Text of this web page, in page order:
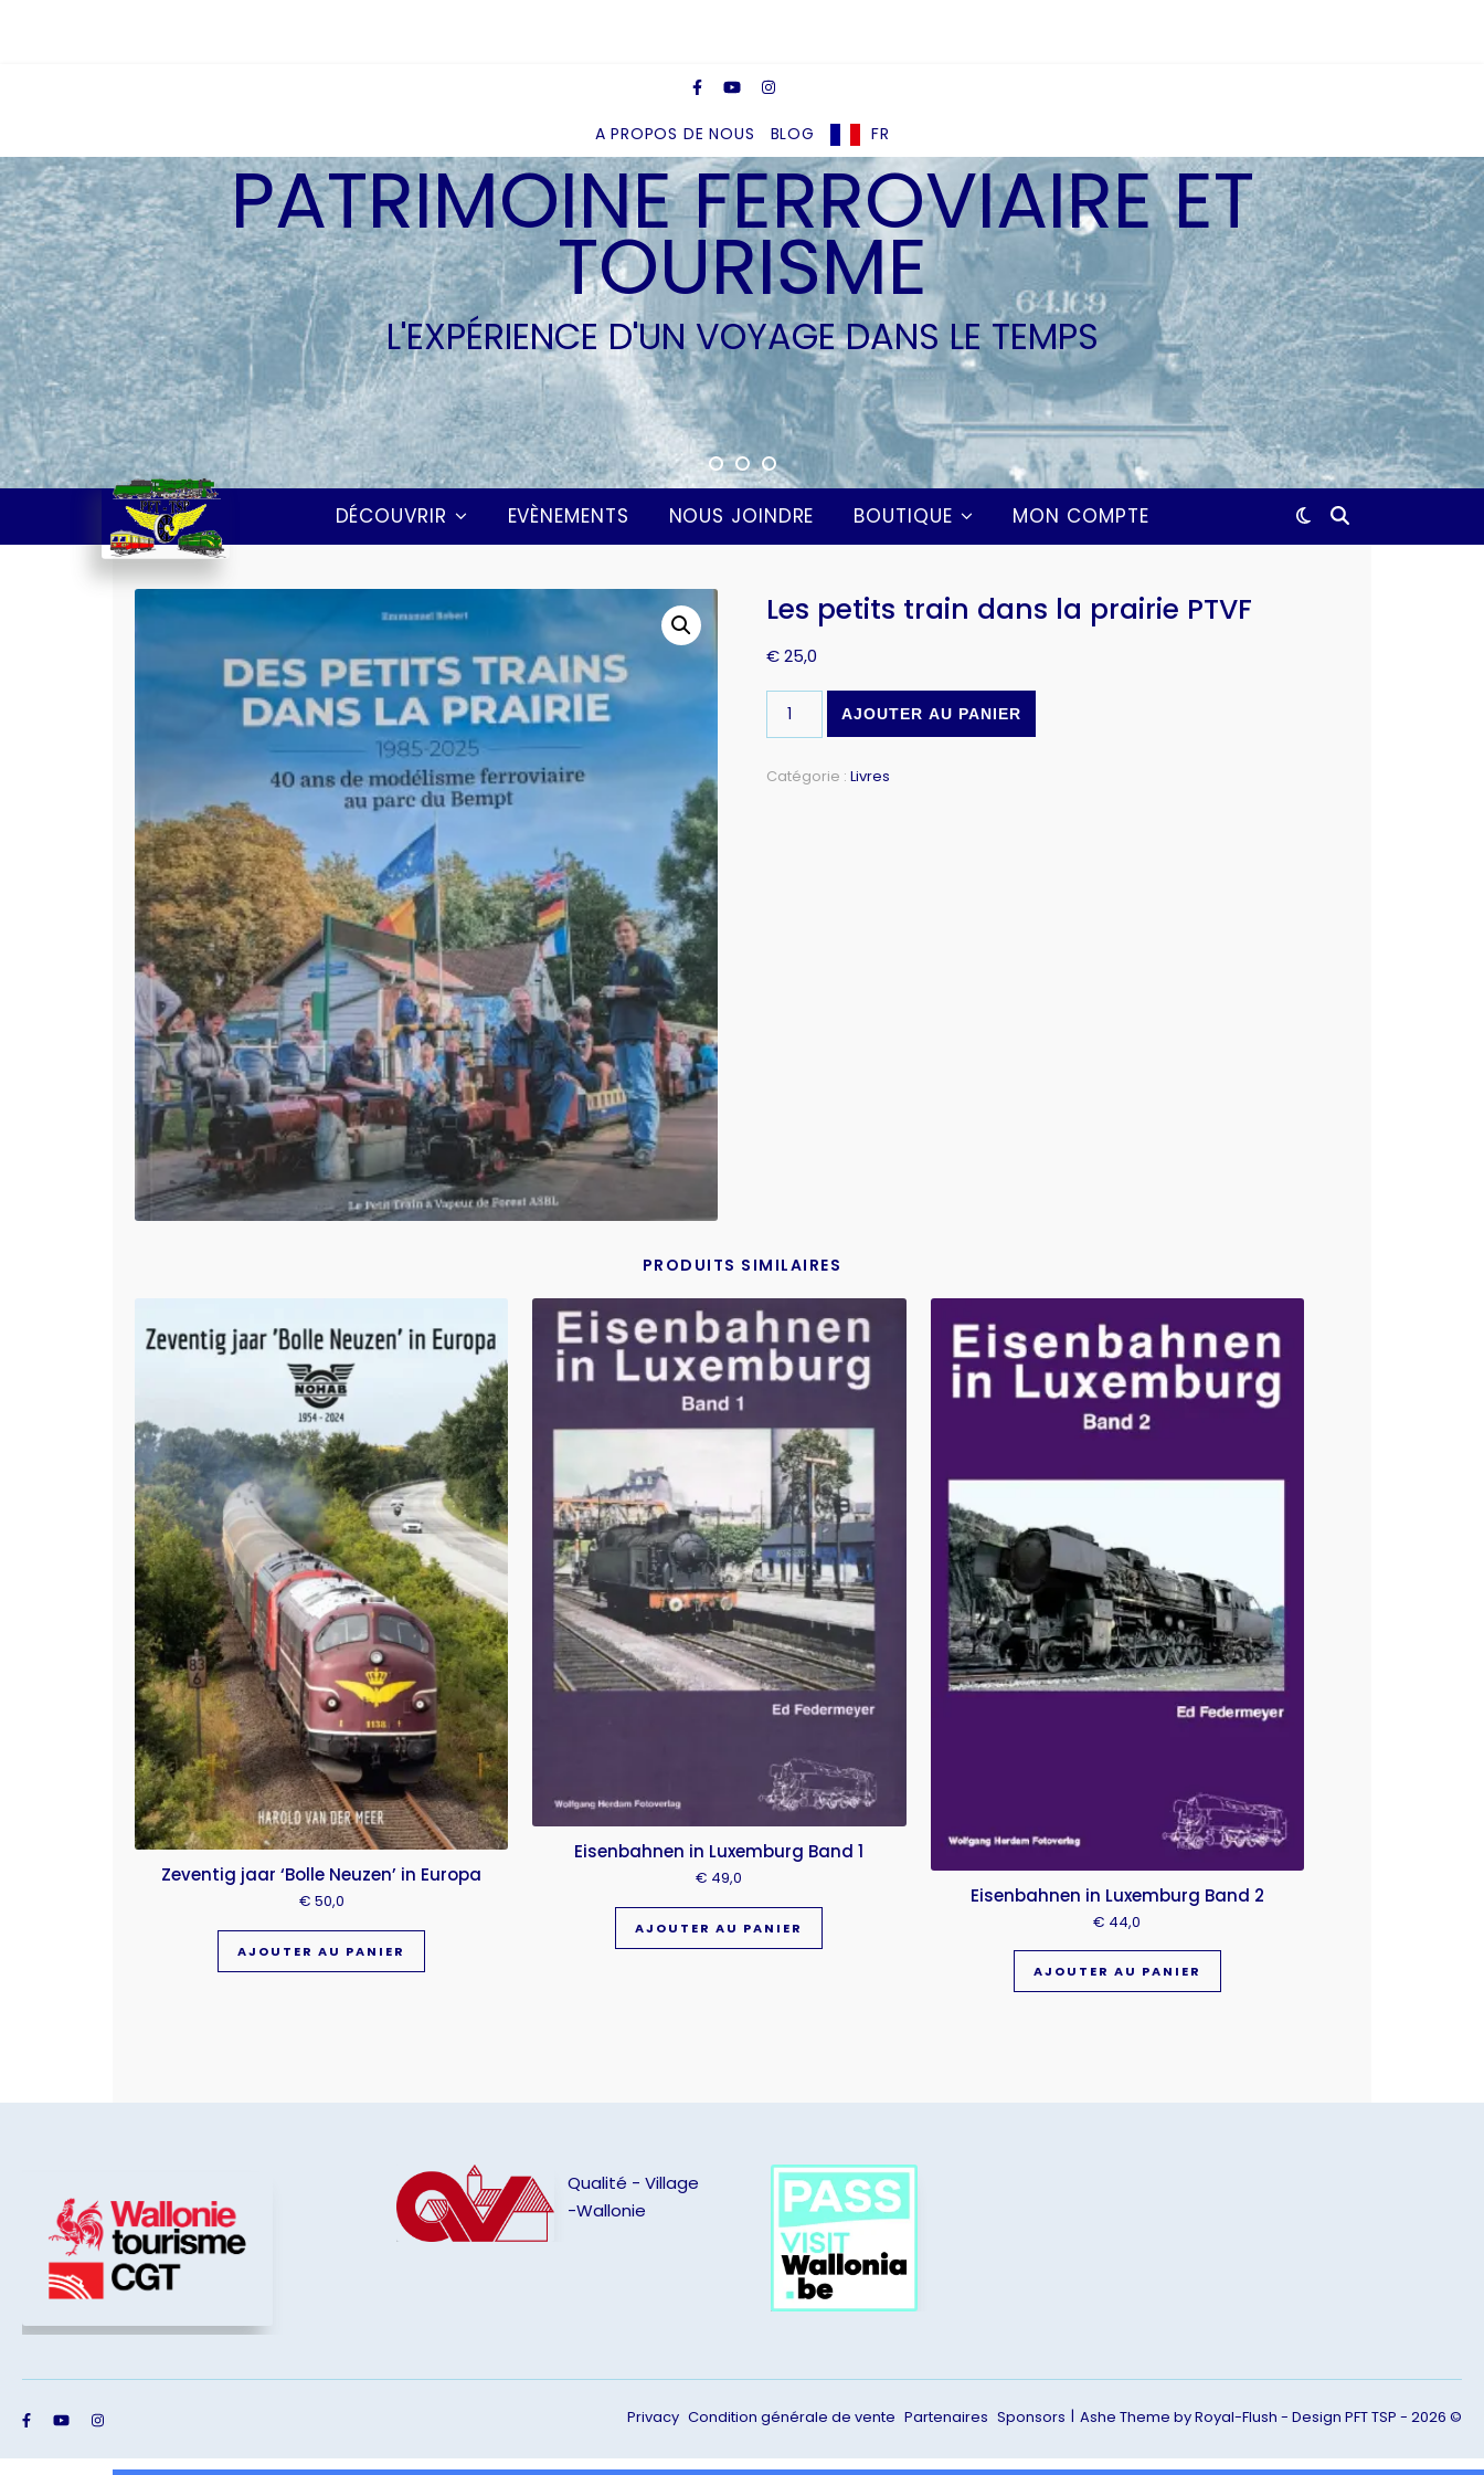
A PROPOS DE NOUS BLOG FR
PATRIMOINE FERROVIAIRE ET
TOURISME
L'EXPÉRIENCE D'UN VOYAGE DANS LE TEMPS
DÉCOUVRIR EVÈNEMENTS NOUS JOINDRE BOUTIQUE MON COMPTE
Les petits train dans la prairie PTVF
€25,0
AJOUTER AU PANIER
Catégorie : Livres
PRODUITS SIMILAIRES
Zeventig jaar ‘Bolle Neuzen’ in Europa
€ 50,0
AJOUTER AU PANIER
Eisenbahnen in Luxemburg Band 1
€ 49,0
AJOUTER AU PANIER
Eisenbahnen in Luxemburg Band 2
€ 44,0
AJOUTER AU PANIER
Qualité - Village
-Wallonie
Ashe Theme by Royal-Flush - Design PFT TSP - 2026 ©
Privacy Condition générale de vente Partenaires Sponsors